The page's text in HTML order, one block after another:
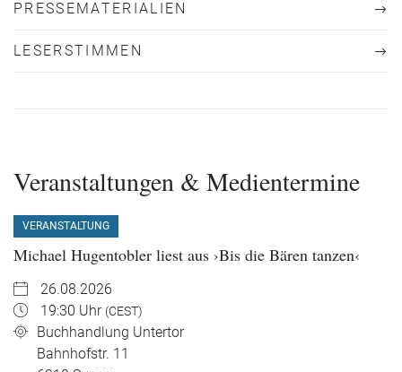
PRESSEMATERIALIEN
LESERSTIMMEN
Veranstaltungen & Medientermine
VERANSTALTUNG
Michael Hugentobler liest aus ›Bis die Bären tanzen‹
26.08.2026
19:30 Uhr (CEST)
Buchhandlung Untertor
Bahnhofstr. 11